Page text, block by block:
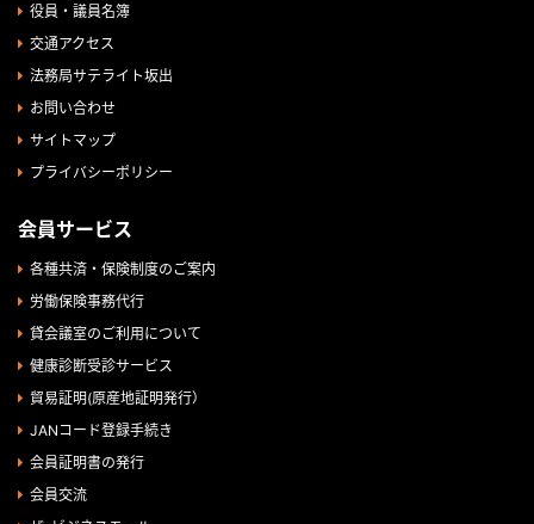
役員・議員名簿
交通アクセス
法務局サテライト坂出
お問い合わせ
サイトマップ
プライバシーポリシー
会員サービス
各種共済・保険制度のご案内
労働保険事務代行
貸会議室のご利用について
健康診断受診サービス
貿易証明(原産地証明発行）
JANコード登録手続き
会員証明書の発行
会員交流